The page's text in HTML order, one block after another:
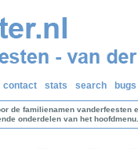
contact stats search bugs
de familienamen
onderdelen van het hoofdmenu.